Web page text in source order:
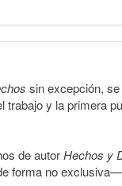
sin excepción,
trabajo y la primera
de autorHechos y
forma no